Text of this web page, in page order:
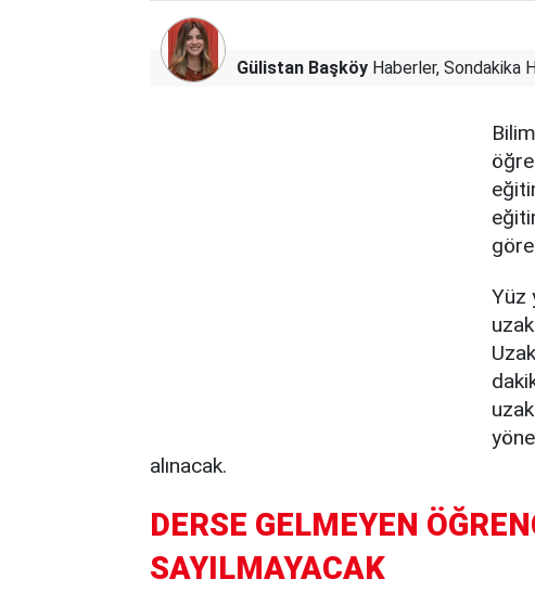
Gülistan Başköy Haberler, Sondakika
Yüz
alınacak.
DERSE GELMEYEN
SAYILMAYACAK